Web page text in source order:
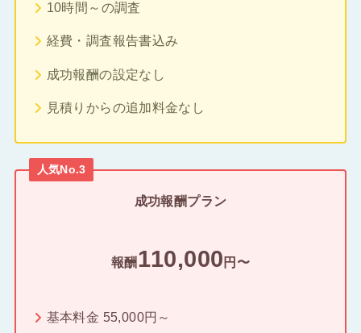
10時間～の調査
経費・調査報告書込み
成功報酬の設定なし
見積りからの追加料金なし
人気No.3
成功報酬プラン
報酬 110,000 円〜
基本料金 55,000円～